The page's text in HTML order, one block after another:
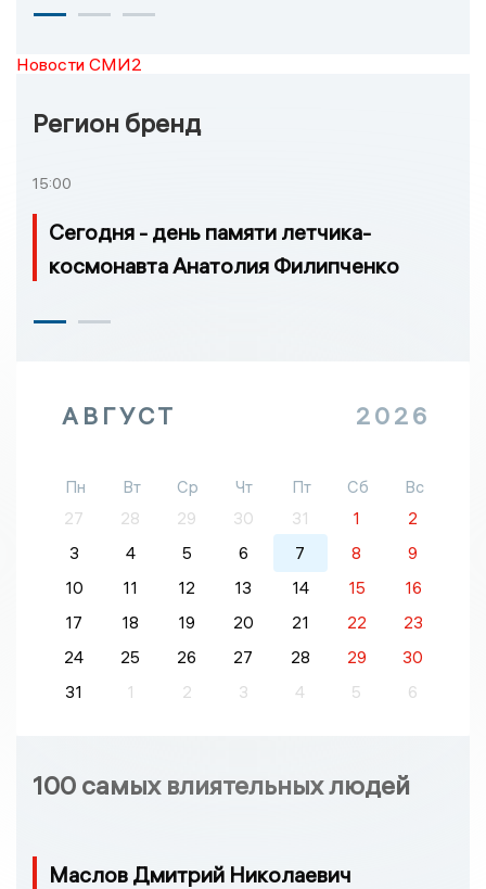
Новости СМИ2
Регион бренд
15:00
Сегодня - день памяти летчика-
космонавта Анатолия Филипченко
АВГУСТ 2026
Пн Вт Ср Чт Пт Сб
Вс
27
28 29 30 31 1
2
3
4 5 6 7 8
9
10
11 12 13 14 15
16
17
18 19 20 21 22
23
24
25 26 27 28 29
30
31
1 2 3 4 5 6
100 самых влиятельных людей
Маслов Дмитрий Николаевич